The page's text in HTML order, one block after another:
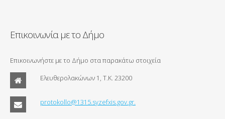
Επικοινωνία με το Δήμο
Επικοινωνήστε με το Δήμο στα παρακάτω στοιχεία
Ελευθερολακώνων 1, Τ.Κ. 23200
protokollo@1315.syzefxis.gov.gr.